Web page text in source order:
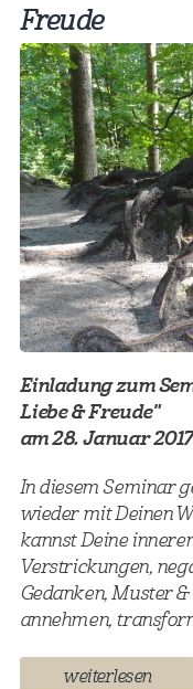
Freude
Einladung zum
Liebe & Freude"
am 28. Januar 2017
In diesem Seminar
wieder mit Deinen
kannst Deine
Verstrickungen,
Gedanken, Muster
annehmen,
weiterlesen